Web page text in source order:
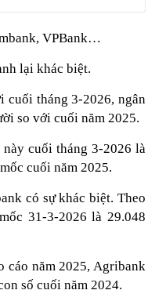
biến nhà
VPBank…
lại khác biệt.
cuối tháng 3-2026, ngân
so với cuối năm 2025.
cuối tháng 3-2026 là
cuối năm 2025.
có sự khác biệt. Theo
31-3-2026 là 29.048
cáo năm 2025, Agribank
số cuối năm 2024.